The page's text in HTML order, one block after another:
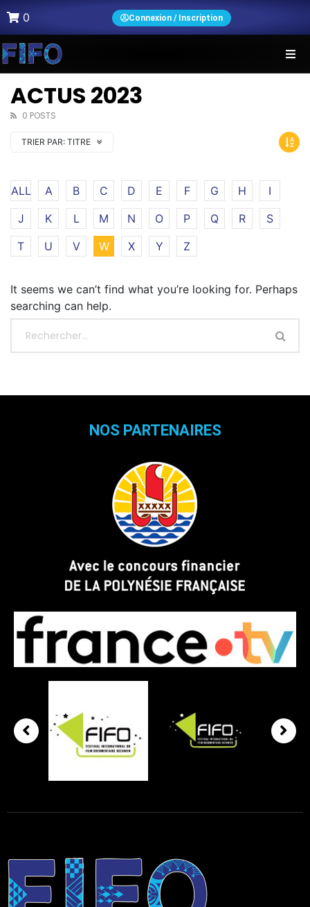
0 Connexion / Inscription
ACTUS 2023
0 POSTS
TRIER PAR: TITRE
ALL A B C D E F G H
I
J
K L M N O P Q R
S
T
U V W X Y Z
It seems we can’t find what you’re looking for. Perhaps
searching can help.
NOS PARTENAIRES